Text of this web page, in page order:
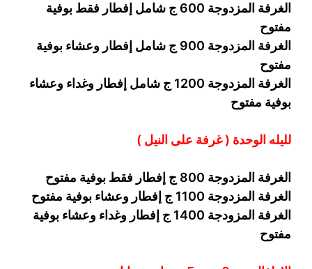
الغرفة المزدوجة 6 00 ج شامل إفطار فقط بوفية
مفتوح
الغرفة المزدوجة 900 ج شامل إفطار وعشاء بوفية
مفتوح
الغرفة المزدوجة 1200 ج شامل إفطار وغداء وعشاء
بوفية مفتوح
لليله الوحدة (غرفة على النيل )
الغرفة المزدوجة 800
ج إفطار فقط بوفية مفتوح
الغرفة المزدوجة 1
100 ج إفطار وعشاء بوفية مفتوح
الغرفة المزودجة 1
4
00 ج إفطار وغداء وعشاء بوفية
مفتوح